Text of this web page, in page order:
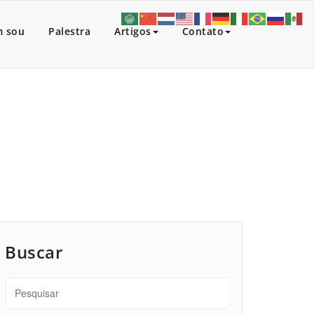
sou Palestra Artigos Contato
Buscar